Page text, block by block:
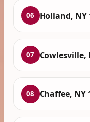
06 Holland, NY
07 Cowlesville,
08 Chaffee, NY